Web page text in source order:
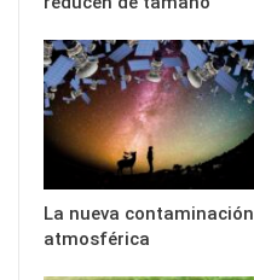
La nueva contaminación
atmosférica